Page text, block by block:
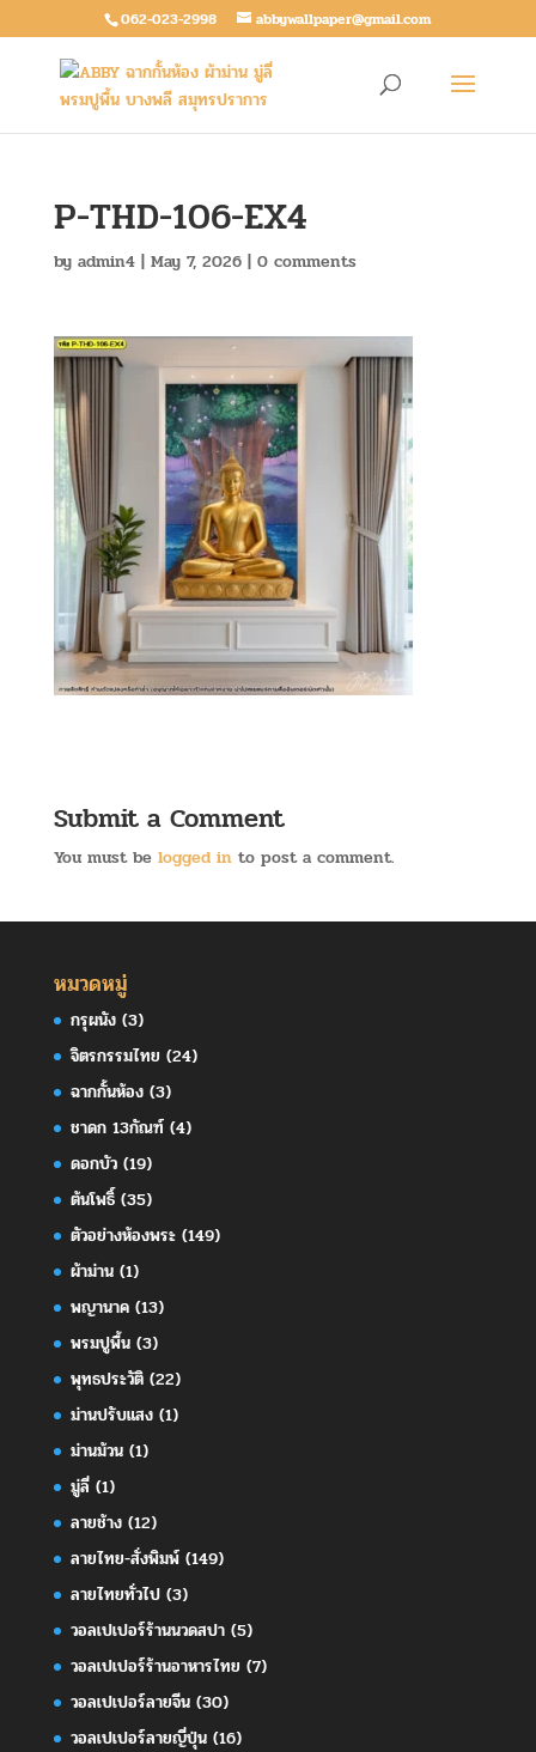
062-023-2998 abbywallpaper@gmail.com
P-THD-106-EX4
by admin4| May 7, 2026| 0 comments
Submit a Comment
You must be logged into post a comment.
หมวดหมู่
กรุผนัง(3)
จิตรกรรมไทย (24)
ฉากกั้นห้อง(3)
ชาดก 13กัณฑ์(4)
ดอกบัว(19)
ต้นโพธิ์(35)
ตัวอย่างห้องพระ(149)
ผ้าม่าน(1)
พญานาค(13)
พรมปูพื้น(3)
พุทธประวัติ(22)
ม่านปรับแสง(1)
ม่านม้วน(1)
มู่ลี่(1)
ลายช้าง(12)
ลายไทย-สั่งพิมพ์(149)
ลายไทยทั่วไป(3)
วอลเปเปอร์ร้านนวดสปา(5)
วอลเปเปอร์ร้านอาหารไทย (7)
วอลเปเปอร์ลายจีน(30)
วอลเปเปอร์ลายญี่ปุ่น(16)